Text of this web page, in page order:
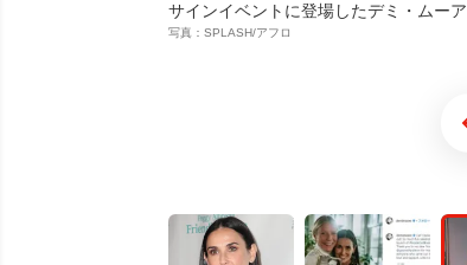
サインイベントに登場したデミ・ムーア
写真：SPLASH/アフロ